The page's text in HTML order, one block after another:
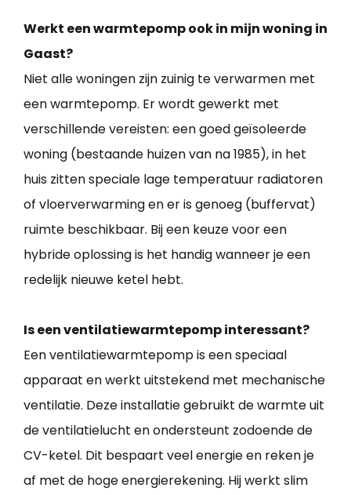
Werkt een warmtepomp ook in mijn woning in
Gaast?
Niet alle woningen zijn zuinig te verwarmen met
een warmtepomp. Er wordt gewerkt met
verschillende vereisten: een goed geïsoleerde
woning (bestaande huizen van na 1985), in het
huis zitten speciale lage temperatuur radiatoren
of vloerverwarming en er is genoeg (buffervat)
ruimte beschikbaar. Bij een keuze voor een
hybride oplossing is het handig wanneer je een
redelijk nieuwe ketel hebt.
Is een ventilatiewarmtepomp interessant?
Een ventilatiewarmtepomp is een speciaal
apparaat en werkt uitstekend met mechanische
ventilatie. Deze installatie gebruikt de warmte uit
de ventilatielucht en ondersteunt zodoende de
CV-ketel. Dit bespaart veel energie en reken je
af met de hoge energierekening. Hij werkt slim